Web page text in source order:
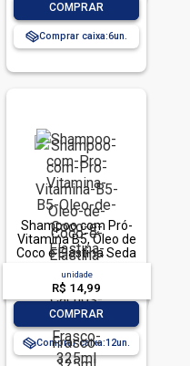
COMPRAR
Comprar caixa:6
Shampoo com Pró-
Vitamina B5, Óleo de
Coco e Elastina Seda
Frasco 325ml
unidade
R$ 14,99
COMPRAR
Comprar caixa:12